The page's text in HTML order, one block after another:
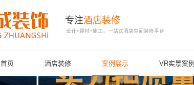
专注酒店装修
设计+建材+施工，一站式酒店空间装修平台
首页 酒店装修 案例展示 VR实景案例